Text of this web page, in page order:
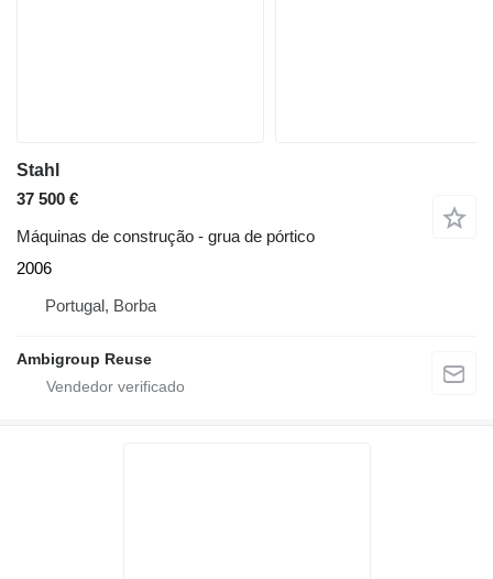
Stahl
37 500 €
Máquinas de construção - grua de pórtico
2006
Portugal, Borba
Ambigroup Reuse